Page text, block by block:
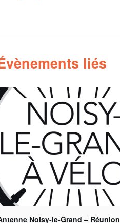
liés
Noisy-le-Grand – Réunion